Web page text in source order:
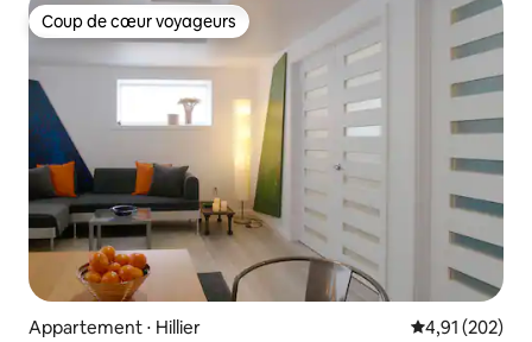
Coup de cœur voyageurs
Coup de cœur voyageurs
Appartement ⋅ Hillier Évaluation
4,91 (202)